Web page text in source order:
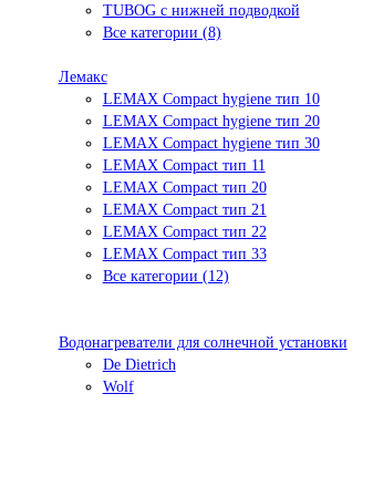
TUBOG с нижней подводкой
Все категории (8)
Лемакс
LEMAX Compact hygiene тип 10
LEMAX Compact hygiene тип 20
LEMAX Compact hygiene тип 30
LEMAX Compact тип 11
LEMAX Compact тип 20
LEMAX Compact тип 21
LEMAX Compact тип 22
LEMAX Compact тип 33
Все категории (12)
Водонагреватели для солнечной установки
De Dietrich
Wolf